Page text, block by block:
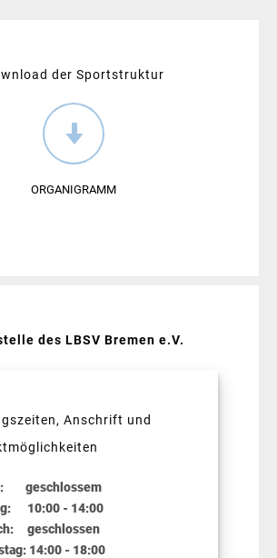
der Sportstruktur
ORGANIGRAMM
des LBSV Bremen e.V.
Anschrift und
geschlossem
10:00 - 14:00
geschlossen
14:00 - 18:00